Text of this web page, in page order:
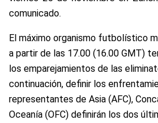
comunicado.
El máximo organismo futbolístico
a partir de las 17.00 (16.00 GMT)
los emparejamientos de las
continuación, definir los
representantes de Asia (AFC),
Oceanía (OFC) definirán los dos